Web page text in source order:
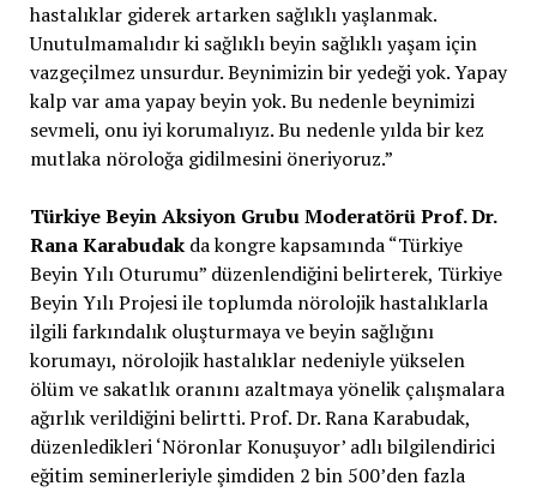
hastalıklar giderek artarken sağlıklı yaşlanmak.
Unutulmamalıdır ki sağlıklı beyin sağlıklı yaşam için
vazgeçilmez unsurdur. Beynimizin bir yedeği yok. Yapay
kalp var ama yapay beyin yok. Bu nedenle beynimizi
sevmeli, onu iyi korumalıyız. Bu nedenle yılda bir kez
mutlaka nöroloğa gidilmesini öneriyoruz.”
Türkiye Beyin Aksiyon Grubu Moderatörü Prof. Dr.
Rana Karabudakda kongre kapsamında “Türkiye
Beyin Yılı Oturumu” düzenlendiğini belirterek, Türkiye
Beyin Yılı Projesi ile toplumda nörolojik hastalıklarla
ilgili farkındalık oluşturmaya ve beyin sağlığını
korumayı, nörolojik hastalıklar nedeniyle yükselen
ölüm ve sakatlık oranını azaltmaya yönelik çalışmalara
ağırlık verildiğini belirtti. Prof. Dr. Rana Karabudak,
düzenledikleri ‘Nöronlar Konuşuyor’ adlı bilgilendirici
eğitim seminerleriyle şimdiden 2 bin 500’den fazla